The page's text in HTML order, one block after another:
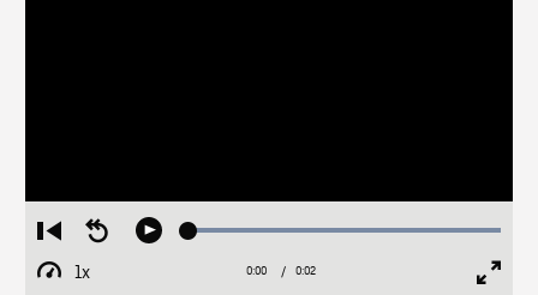
Restart
from
beginning
Seek
Play Loaded:
1x
Playback
Current
0:00 / Duration
0:02